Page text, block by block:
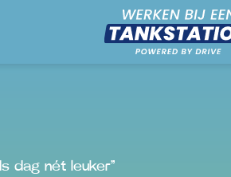
dag nét leuker”